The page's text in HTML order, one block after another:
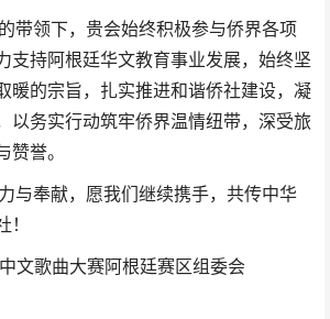
领下，贵会始终积极参与侨界各项
支持阿根廷华文教育事业发展，始终坚
暖的宗旨，扎实推进和谐侨社建设，凝
以务实行动筑牢侨界温情纽带，深受旅
赞誉。
奉献，愿我们继续携手，共传中华
文歌曲大赛阿根廷赛区组委会